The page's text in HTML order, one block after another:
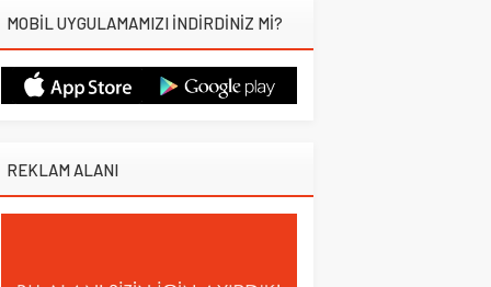
MOBİL UYGULAMAMIZI İNDİRDİNİZ Mİ?
REKLAM ALANI